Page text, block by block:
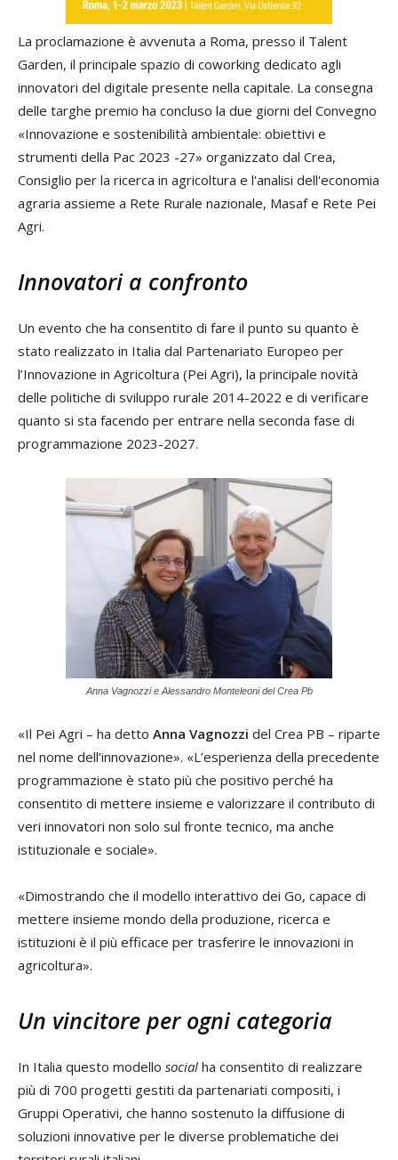
La proclamazione è avvenuta a Roma, presso il Talent
Garden, il principale spazio di coworking dedicato agli
innovatori del digitale presente nella capitale. La consegna
delle targhe premio ha concluso la due giorni del Convegno
«Innovazione e sostenibilità ambientale: obiettivi e
strumenti della Pac 2023 -27» organizzato dal Crea,
Consiglio per la ricerca in agricoltura e l'analisi dell'economia
agraria assieme a Rete Rurale nazionale, Masaf e Rete Pei
Agri.
Innovatori a confronto
Un evento che ha consentito di fare il punto su quanto è
stato realizzato in Italia dal Partenariato Europeo per
l’Innovazione in Agricoltura (Pei Agri), la principale novità
delle politiche di sviluppo rurale 2014-2022 e di verificare
quanto si sta facendo per entrare nella seconda fase di
programmazione 2023-2027.
Anna Vagnozzi e Alessandro Monteleoni del Crea Pb
«Il Pei Agri – ha detto Anna Vagnozzi del Crea PB – riparte
nel nome dell’innovazione». «L’esperienza della precedente
programmazione è stato più che positivo perché ha
consentito di mettere insieme e valorizzare il contributo di
veri innovatori non solo sul fronte tecnico, ma anche
istituzionale e sociale».
«Dimostrando che il modello interattivo dei Go, capace di
mettere insieme mondo della produzione, ricerca e
istituzioni è il più efficace per trasferire le innovazioni in
agricoltura».
Un vincitore per ogni categoria
In Italia questo modello social ha consentito di realizzare
più di 700 progetti gestiti da partenariati compositi, i
Gruppi Operativi, che hanno sostenuto la diffusione di
soluzioni innovative per le diverse problematiche dei